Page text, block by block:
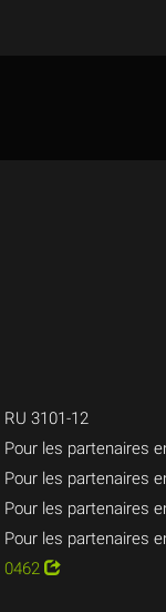
RU 3101-12
Pour les partenaires
Pour les partenaires
Pour les partenaires
Pour les partenaires
0462